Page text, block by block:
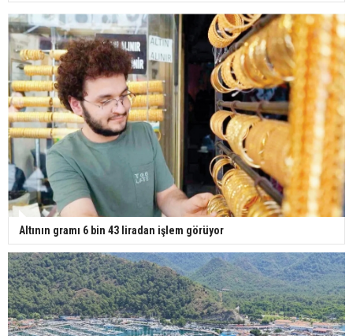
Yerli turist 229,7 milyar lira seyahat harcaması
yaptı
Gazze'deki Sağlık Bakanlığı duyurdu: Vahşetin
pençesinde 2 salgın vaka tespit edildi
Altının gramı 6 bin 43 liradan işlem görüyor